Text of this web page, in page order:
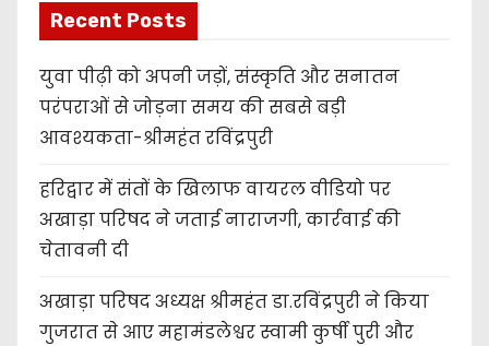
Recent Posts
युवा पीढ़ी को अपनी जड़ों, संस्कृति और सनातन
परंपराओं से जोड़ना समय की सबसे बड़ी
आवश्यकता-श्रीमहंत रविंद्रपुरी
हरिद्वार में संतों के खिलाफ वायरल वीडियो पर
अखाड़ा परिषद ने जताई नाराजगी, कार्रवाई की
चेतावनी दी
अखाड़ा परिषद अध्यक्ष श्रीमहंत डा.रविंद्रपुरी ने किया
गुजरात से आए महामंडलेश्वर स्वामी कुर्षी पुरी और